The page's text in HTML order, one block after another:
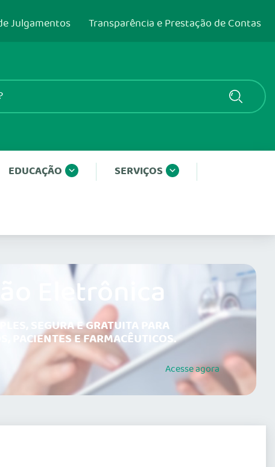
Julgamentos Transparência e Prestação de Contas
EDUCAÇÃO SERVIÇOS
Eletrônica
SEGURA E GRATUITA PARA
PACIENTES E FARMACÊUTICOS.
Acesseagora